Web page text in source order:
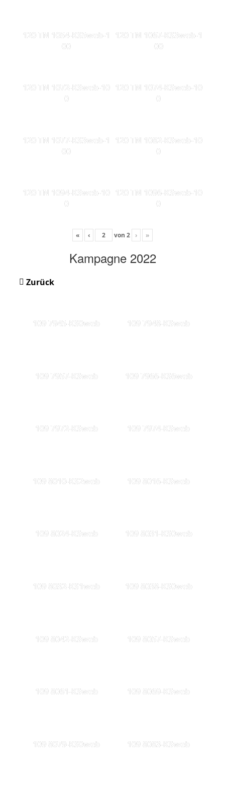
120 TN 1054-KS5web-1
00
120 TN 1067-KS3web-1
00
120 TN 1072-KSweb-10
0
120 TN 1074-KSweb-10
0
120 TN 1077-KS3web-1
00
120 TN 1082-KSweb-10
0
120 TN 1094-KSweb-10
0
120 TN 1096-KSweb-10
0
« ‹ von 2 › »
Kampagne 2022
Zurück
109 7945-KS0web 109 7948-KSweb
109 7957-KSweb 109 7966-KS6web
109 7972-KSweb 109 7974-KSweb
109 8010-KS2web 109 8016-KSweb
109 8024-KSweb 109 8031-KS0web
109 8032-KS1web 109 8038-KS0web
109 8042-KSweb 109 8057-KSweb
109 8061-KSweb 109 8069-KSweb
109 8079-KS0web 109 8083-KSweb